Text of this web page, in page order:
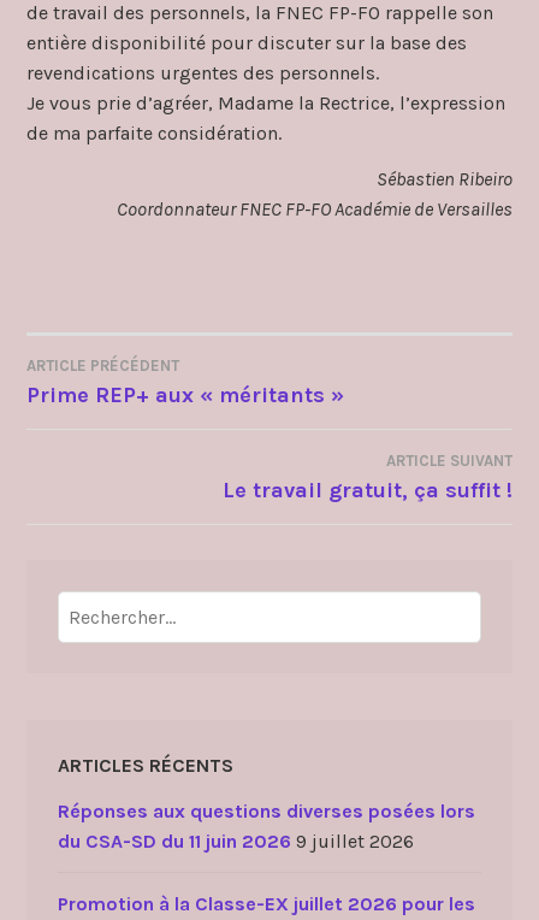
de travail des personnels, la FNEC FP-FO rappelle son
entière disponibilité pour discuter sur la base des
revendications urgentes des personnels.
Je vous prie d’agréer, Madame la Rectrice, l’expression
de ma parfaite considération.
Sébastien Ribeiro
Coordonnateur FNEC FP-FO Académie de Versailles
NAVIGATION
ARTICLE PRÉCÉDENT
Prime REP+ aux « méritants »
ARTICLE SUIVANT
Le travail gratuit, ça suffit !
ARTICLES RÉCENTS
Réponses aux questions diverses posées lors
du CSA-SD du 11 juin 2026 9 juillet 2026
Promotion à la Classe-EX juillet 2026 pour les